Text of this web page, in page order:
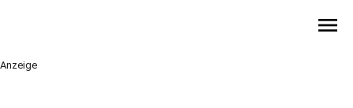
menu
Anzeige